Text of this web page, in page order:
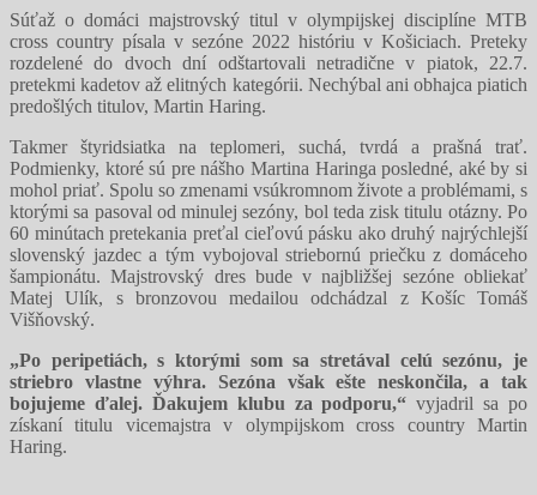
Súťaž o domáci majstrovský titul v olympijskej disciplíne MTB
cross country písala v sezóne 2022 históriu v Košiciach. Preteky
rozdelené do dvoch dní odštartovali netradične v piatok, 22.7.
pretekmi kadetov až elitných kategórii. Nechýbal ani obhajca piatich
predošlých titulov, Martin Haring.
Takmer štyridsiatka na teplomeri, suchá, tvrdá a prašná trať.
Podmienky, ktoré sú pre nášho Martina Haringa posledné, aké by si
mohol priať. Spolu so zmenami vsúkromnom živote a problémami, s
ktorými sa pasoval od minulej sezóny, bol teda zisk titulu otázny. Po
60 minútach pretekania preťal cieľovú pásku ako druhý najrýchlejší
slovenský jazdec a tým vybojoval striebornú priečku z domáceho
šampionátu. Majstrovský dres bude v najbližšej sezóne obliekať
Matej Ulík, s bronzovou medailou odchádzal z Košíc Tomáš
Višňovský.
„Po peripetiách, s ktorými som sa stretával celú sezónu, je
striebro vlastne výhra. Sezóna však ešte neskončila, a tak
bojujeme ďalej. Ďakujem klubu za podporu,“ vyjadril sa po
získaní titulu vicemajstra v olympijskom cross country Martin
Haring.